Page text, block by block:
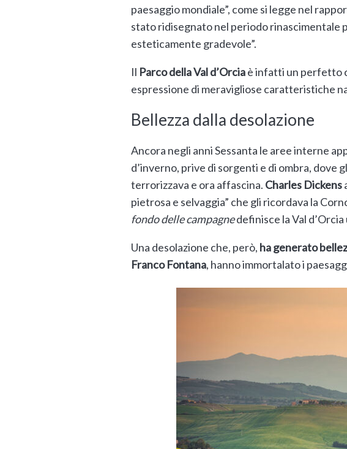
paesaggio mondiale”, come si legge nel
stato ridisegnato nel periodo rinascimentale
esteticamente gradevole”.
Il Parco della Val d’Orciaè infatti un perfetto
espressione di meravigliose caratteristiche
Bellezza dalla desolazione
Ancora negli anni Sessanta le aree interne
d’inverno, prive di sorgenti e di ombra, dove
terrorizzava e ora affascina. Charles Dickens
pietrosa e selvaggia” che gli ricordava la
fondo delle campagnedefinisce la Val
Una desolazione che, però, ha generato
Franco Fontana, hanno immortalato i